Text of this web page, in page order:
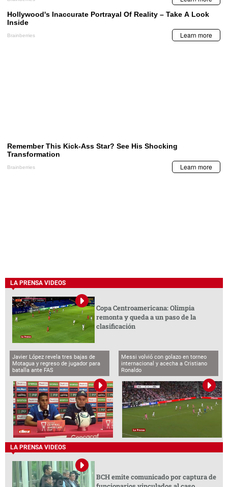
LA PRENSA VIDEOS
Copa Centroamericana: Olimpia
remonta y queda a un paso de la
clasificación
Javier López revela tres bajas de
Motagua y regreso de jugador para
batalla ante FAS
Messi volvió con golazo en torneo
internacional y acecha a Cristiano
Ronaldo
LA PRENSA VIDEOS
BCH emite comunicado por captura de